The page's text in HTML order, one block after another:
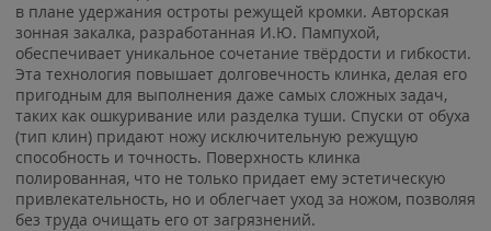
в плане удержания остроты режущей кромки. Авторская
зонная закалка, разработанная И.Ю. Пампухой,
обеспечивает уникальное сочетание твёрдости и гибкости.
Эта технология повышает долговечность клинка, делая его
пригодным для выполнения даже самых сложных задач,
таких как ошкуривание или разделка туши. Спуски от обуха
(тип клин) придают ножу исключительную режущую
способность и точность. Поверхность клинка
полированная, что не только придает ему эстетическую
привлекательность, но и облегчает уход за ножом, позволяя
без труда очищать его от загрязнений.